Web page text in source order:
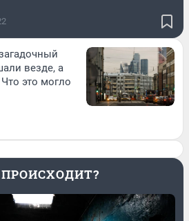
везде, а
это могло